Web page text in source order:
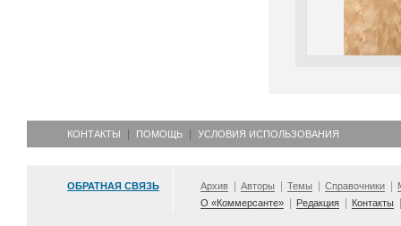
КОНТАКТЫ ПОМОЩЬ УСЛОВИЯ ИСПОЛЬЗОВАНИЯ
ОБРАТНАЯ СВЯЗЬ Архив Авторы Темы Справочники
О «Коммерсанте»
Редакция Контакты